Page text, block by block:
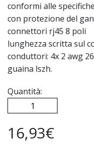
conformi alle
con protezione del
connettori rj45 8 poli
lunghezza scritta sul
conduttori: 4x 2 awg
guaina lszh.
Quantità:
16,93€